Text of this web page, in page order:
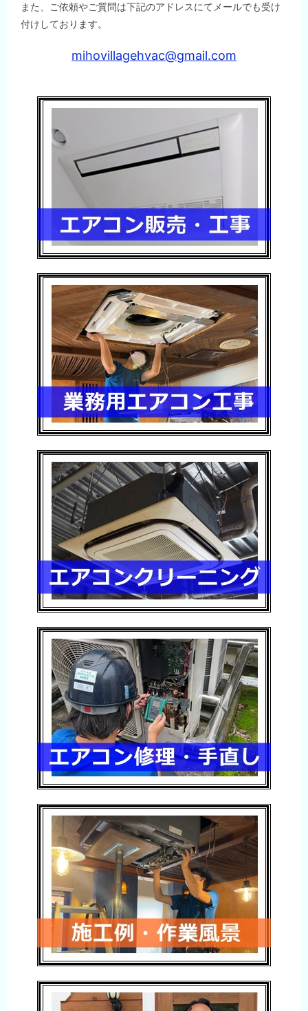
また、ご依頼やご質問は下記のアドレスにてメールでも受け
付けしております。
mihovillagehvac@gmail.com